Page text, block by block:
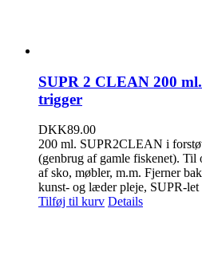
SUPR 2 CLEAN 200
trigger
DKK89.00
200 ml. SUPR2CLEAN i
(genbrug af gamle fiskenet).
af sko, møbler, m.m. Fjerner
kunst- og læder pleje, SUPR-let
Tilføj til kurv Details